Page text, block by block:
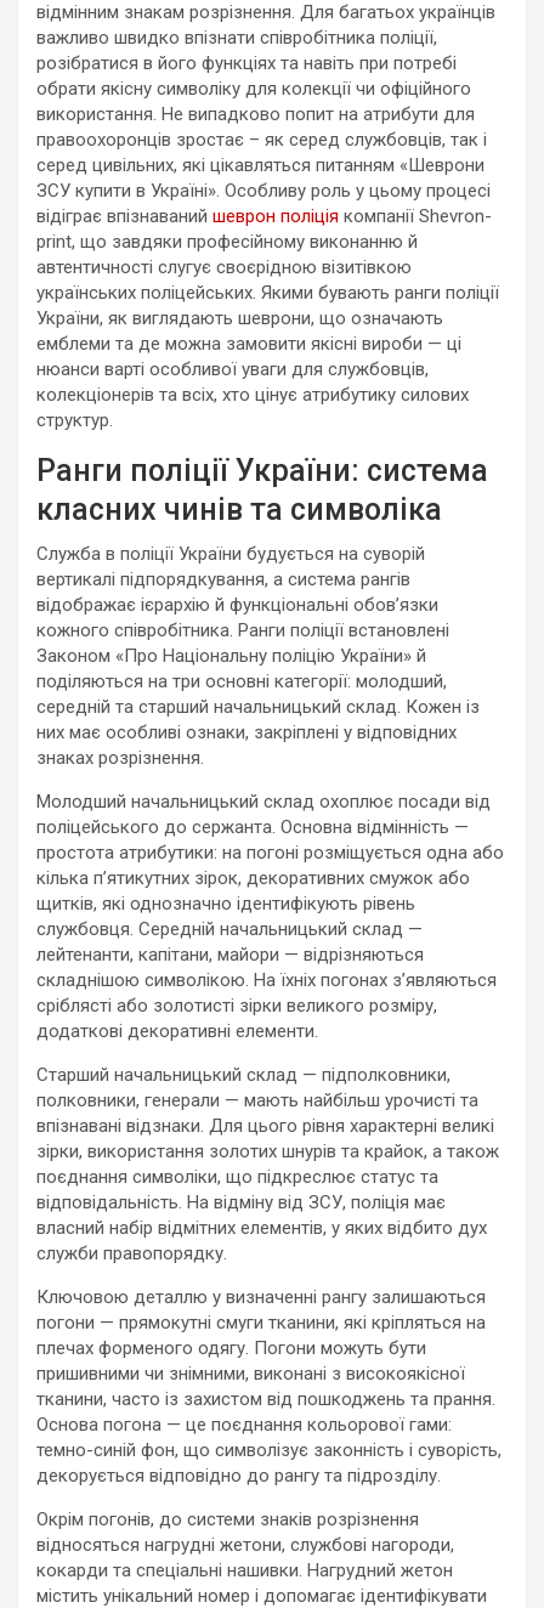
відмінним знакам розрізнення. Для багатьох українців
важливо швидко впізнати співробітника поліції,
розібратися в його функціях та навіть при потребі
обрати якісну символіку для колекції чи офіційного
використання. Не випадково попит на атрибути для
правоохоронців зростає – як серед службовців, так і
серед цивільних, які цікавляться питанням «Шеврони
ЗСУ купити в Україні». Особливу роль у цьому процесі
відіграє впізнаваний шеврон поліція компанії Shevron-
print, що завдяки професійному виконанню й
автентичності слугує своєрідною візитівкою
українських поліцейських. Якими бувають ранги поліції
України, як виглядають шеврони, що означають
емблеми та де можна замовити якісні вироби — ці
нюанси варті особливої уваги для службовців,
колекціонерів та всіх, хто цінує атрибутику силових
структур.
Ранги поліції України: система
класних чинів та символіка
Служба в поліції України будується на суворій
вертикалі підпорядкування, а система рангів
відображає ієрархію й функціональні обов’язки
кожного співробітника. Ранги поліції встановлені
Законом «Про Національну поліцію України» й
поділяються на три основні категорії: молодший,
середній та старший начальницький склад. Кожен із
них має особливі ознаки, закріплені у відповідних
знаках розрізнення.
Молодший начальницький склад охоплює посади від
поліцейського до сержанта. Основна відмінність —
простота атрибутики: на погоні розміщується одна або
кілька п’ятикутних зірок, декоративних смужок або
щитків, які однозначно ідентифікують рівень
службовця. Середній начальницький склад —
лейтенанти, капітани, майори — відрізняються
складнішою символікою. На їхніх погонах з’являються
сріблясті або золотисті зірки великого розміру,
додаткові декоративні елементи.
Старший начальницький склад — підполковники,
полковники, генерали — мають найбільш урочисті та
впізнавані відзнаки. Для цього рівня характерні великі
зірки, використання золотих шнурів та крайок, а також
поєднання символіки, що підкреслює статус та
відповідальність. На відміну від ЗСУ, поліція має
власний набір відмітних елементів, у яких відбито дух
служби правопорядку.
Ключовою деталлю у визначенні рангу залишаються
погони — прямокутні смуги тканини, які кріпляться на
плечах форменого одягу. Погони можуть бути
пришивними чи знімними, виконані з високоякісної
тканини, часто із захистом від пошкоджень та прання.
Основа погона — це поєднання кольорової гами:
темно-синій фон, що символізує законність і суворість,
декорується відповідно до рангу та підрозділу.
Окрім погонів, до системи знаків розрізнення
відносяться нагрудні жетони, службові нагороди,
кокарди та спеціальні нашивки. Нагрудний жетон
містить унікальний номер і допомагає ідентифікувати